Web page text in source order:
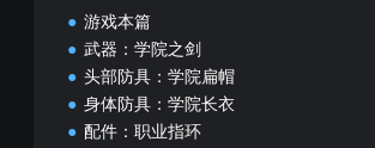
游戏本篇
武器：学院之剑
头部防具：学院扁帽
身体防具：学院长衣
配件：职业指环